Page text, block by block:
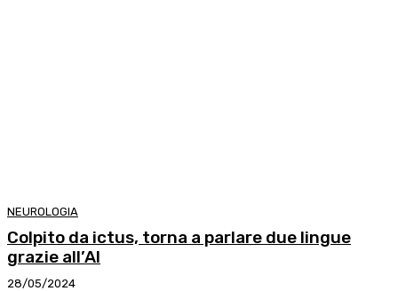
NEUROLOGIA
Colpito da ictus, torna a parlare due lingue
grazie all’AI
28/05/2024